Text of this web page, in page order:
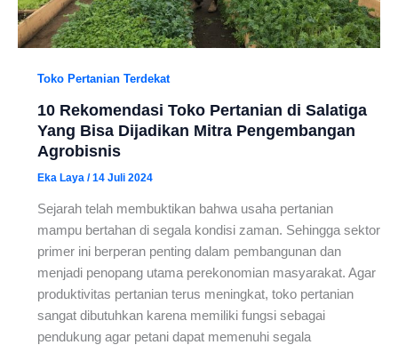
Toko Pertanian Terdekat
10 Rekomendasi Toko Pertanian di Salatiga
Yang Bisa Dijadikan Mitra Pengembangan
Agrobisnis
Eka Laya /14 Juli 2024
Sejarah telah membuktikan bahwa usaha pertanian
mampu bertahan di segala kondisi zaman. Sehingga sektor
primer ini berperan penting dalam pembangunan dan
menjadi penopang utama perekonomian masyarakat. Agar
produktivitas pertanian terus meningkat, toko pertanian
sangat dibutuhkan karena memiliki fungsi sebagai
pendukung agar petani dapat memenuhi segala